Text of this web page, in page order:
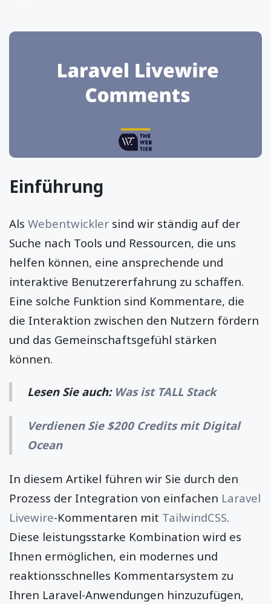
Einführung
Als Webentwickler sind wir ständig auf der
Suche nach Tools und Ressourcen, die uns
helfen können, eine ansprechende und
interaktive Benutzererfahrung zu schaffen.
Eine solche Funktion sind Kommentare, die
die Interaktion zwischen den Nutzern fördern
und das Gemeinschaftsgefühl stärken
können.
Lesen Sie auch: Was ist TALL Stack
Verdienen Sie $200 Credits mit Digital
Ocean
In diesem Artikel führen wir Sie durch den
Prozess der Integration von einfachen Laravel
Livewire-Kommentaren mit TailwindCSS.
Diese leistungsstarke Kombination wird es
Ihnen ermöglichen, ein modernes und
reaktionsschnelles Kommentarsystem zu
Ihren Laravel-Anwendungen hinzuzufügen,